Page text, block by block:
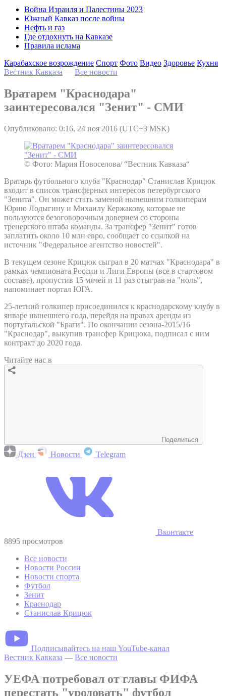
Война Израиля и Палестины 2023
Южный Кавказ после войны
Нефть и газ
Где отдохнуть на Кавказе
Правила ислама
Карабахское возрождение Спорт Фото Видео Здоровье Кухня
Вестник Кавказа — Все новости
Вратарем "Краснодара"
заинтересовался "Зенит" - СМИ
Опубликовано: 0:16, 24 ноя 2016 (UTC+3 MSK)
© Фото: Мария Новоселова/ “Вестник Кавказа“
Вратарь футбольного клуба "Краснодар" Станислав Крицюк
входит в список трансферных интересов петербургского
"Зенита". Он может стать заменой нынешним голкиперам
Юрию Лодыгину и Михаилу Кержакову, которые не
пользуются безоговорочным доверием со стороны
тренерского штаба команды. За трансфер "Зенит" готов
заплатить около 10 млн евро, сообщает со ссылкой на
источник "Федеральное агентство новостей".
В текущем сезоне Крицюк сыграл в 20 матчах "Краснодара" в
рамках чемпионата России и Лиги Европы (все в стартовом
составе), пропустив 15 мячей и 11 раз отыграв на "ноль",
напоминает портал ЮГА.
25-летний голкипер присоединился к краснодарскому клубу в
январе нынешнего года, перейдя на правах аренды из
португальской "Браги". По окончании сезона-2015/16
"Краснодар", выкупив трансфер Крицюка, подписал с ним
контракт до 2020 года.
Читайте нас в
Поделиться
Дзен Новости Telegram
Вконтакте
8895 просмотров
Все новости
Новости России
Новости спорта
Футбол
Зенит
Краснодар
Станислав Крицюк
Подписывайтесь на наш YouTube-канал
Вестник Кавказа — Все новости
УЕФА потребовал от главы ФИФА
перестать "уродовать" футбол